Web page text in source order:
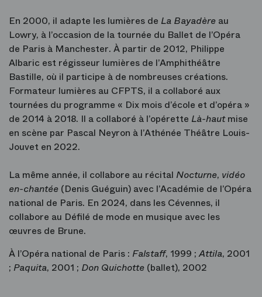
En 2000, il adapte les lumières de La Bayadère au
Lowry, à l’occasion de la tournée du Ballet de l’Opéra
de Paris à Manchester. À partir de 2012, Philippe
Albaric est régisseur lumières de l’Amphithéâtre
Bastille, où il participe à de nombreuses créations.
Formateur lumières au CFPTS, il a collaboré aux
tournées du programme « Dix mois d’école et d’opéra »
de 2014 à 2018. Il a collaboré à l’opérette Là-hautmise
en scène par Pascal Neyron à l’Athénée Théâtre Louis-
Jouvet en 2022.
La même année, il collabore au récital Nocturne, vidéo
en-chantée (Denis Guéguin) avec l’Académie de l’Opéra
national de Paris. En 2024, dans les Cévennes, il
collabore au Défilé de mode en musique avec les
œuvres de Brune.
À l’Opéra national de Paris : Falstaff, 1999 ;Attila, 2001
; Paquita, 2001 ; Don Quichotte (ballet), 2002